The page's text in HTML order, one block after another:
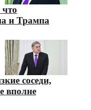
и Трампа
соседи,
вполне